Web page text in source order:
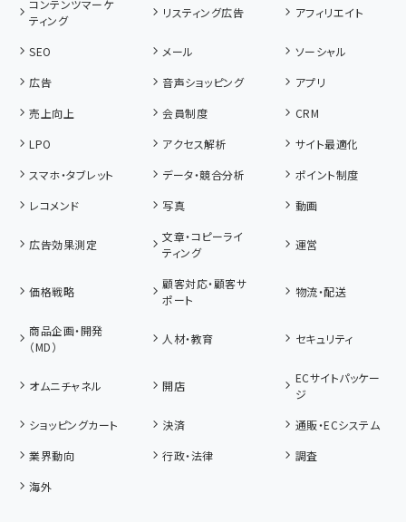
コンテンツマーケ
ティング
リスティング広告 アフィリエイト
SEO メール
ソーシャル
広告
音声ショッピング
アプリ
売上向上
会員制度
CRM
LPO
アクセス解析
サイト最適化
スマホ・タブレット
データ・競合分析
ポイント制度
レコメンド
写真 動画
広告効果測定
文章・コピーライ
ティング
運営
価格戦略
顧客対応・顧客サ
ポート
物流・配送
商品企画・開発
（MD）
人材・教育 セキュリティ
オムニチャネル 開店
ECサイトパッケー
ジ
ショッピングカート
決済
通販・ECシステム
業界動向
行政・法律
調査
海外